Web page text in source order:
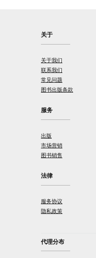
关于
关于我们
联系我们
常见问题
图书出版条款
服务
出版
市场营销
图书销售
法律
服务协议
隐私政策
代理分布